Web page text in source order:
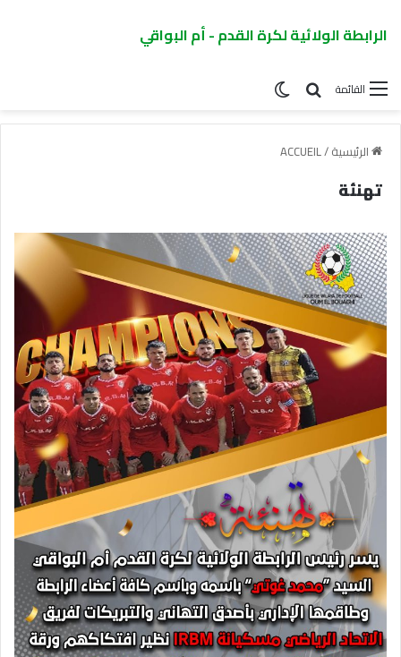
الرابطة الولائية لكرة القدم - أم البواقي
القائمة
الرئيسية/
ACCUEIL
تهنئة